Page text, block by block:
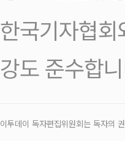
한국기자협
강도 준수합
이투데이 독자편집위원회는 독자의